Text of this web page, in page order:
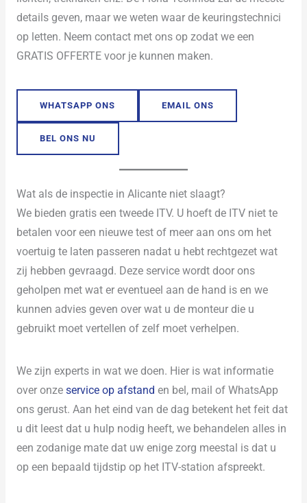
details geven, maar we weten waar de keuringstechnici
op letten. Neem contact met ons op zodat we een
GRATIS OFFERTE voor je kunnen maken.
WHATSAPP ONS EMAIL ONS
BEL ONS NU
Wat als de inspectie in Alicante niet slaagt?
We bieden gratis een tweede ITV. U hoeft de ITV niet te
betalen voor een nieuwe test of meer aan ons om het
voertuig te laten passeren nadat u hebt rechtgezet wat
zij hebben gevraagd. Deze service wordt door ons
geholpen met wat er eventueel aan de hand is en we
kunnen advies geven over wat u de monteur die u
gebruikt moet vertellen of zelf moet verhelpen.
We zijn experts in wat we doen. Hier is wat informatie
over onze service op afstand en bel, mail of WhatsApp
ons gerust. Aan het eind van de dag betekent het feit dat
u dit leest dat u hulp nodig heeft, we behandelen alles in
een zodanige mate dat uw enige zorg meestal is dat u
op een bepaald tijdstip op het ITV-station afspreekt.